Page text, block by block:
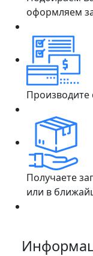
оформляем
Получаете
или в